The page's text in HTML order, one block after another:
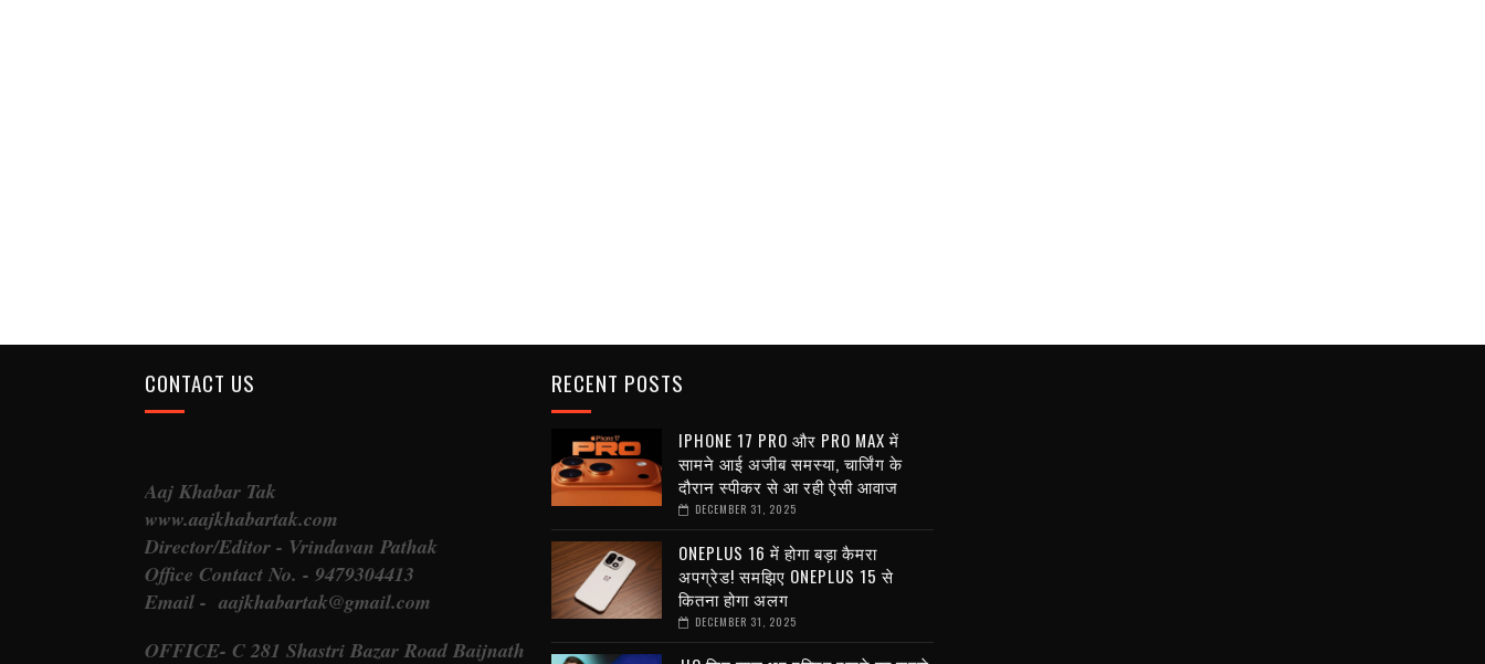
CONTACT US
Aaj Khabar Tak
www.aajkhabartak.com
Director/Editor - Vrindavan Pathak
Office Contact No. - 9479304413
Email - aajkhabartak@gmail.com
OFFICE- C 281 Shastri Bazar Road Baijnath
RECENT POSTS
IPHONE 17 PRO और PRO MAX में
सामने आई अजीब समस्या, चार्जिंग के
दौरान स्पीकर से आ रही ऐसी आवाज
DECEMBER 31, 2025
ONEPLUS 16 में होगा बड़ा कैमरा
अपग्रेड! समझिए ONEPLUS 15 से
कितना होगा अलग
DECEMBER 31, 2025